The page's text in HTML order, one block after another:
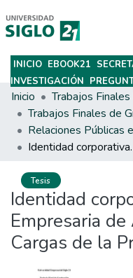
Subir
INICIO EBOOK21
INVESTIGACIÓN
Inicio
Trabajos Finales de
Tesis
Identidad
Empresaria
Cargas de la